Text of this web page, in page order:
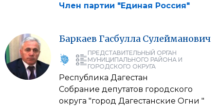
Член партии "Единая Россия"
Баркаев Гасбулла Сулейманович
ПРЕДСТАВИТЕЛЬНЫЙ ОРГАН
МУНИЦИПАЛЬНОГО РАЙОНА И
ГОРОДСКОГО ОКРУГА
Республика Дагестан
Собрание депутатов городского
округа "город Дагестанские Огни "